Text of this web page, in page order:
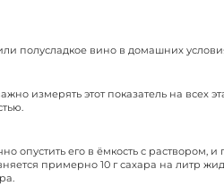
полусладкое вино в домашних
измерять этот показатель на всех
опустить его в ёмкость с раствором,
примерно 10 г сахара на литр
.